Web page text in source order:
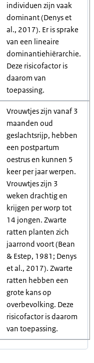
individuen zijn vaak
dominant (Denys et
al., 2017). Er is sprake
van een lineaire
dominantiehiërarchie.
Deze risicofactor is
daarom van
toepassing.
Vrouwtjes zijn vanaf 3
maanden oud
geslachtsrijp, hebben
een postpartum
oestrus en kunnen 5
keer per jaar werpen.
Vrouwtjes zijn 3
weken drachtig en
krijgen per worp tot
14 jongen. Zwarte
ratten planten zich
jaarrond voort (Bean
& Estep, 1981; Denys
et al., 2017). Zwarte
ratten hebben een
grote kans op
overbevolking. Deze
risicofactor is daarom
van toepassing.